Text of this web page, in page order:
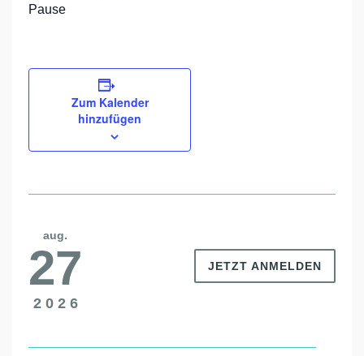
Pause
Zum Kalender
hinzufügen
aug.
27
2026
JETZT ANMELDEN